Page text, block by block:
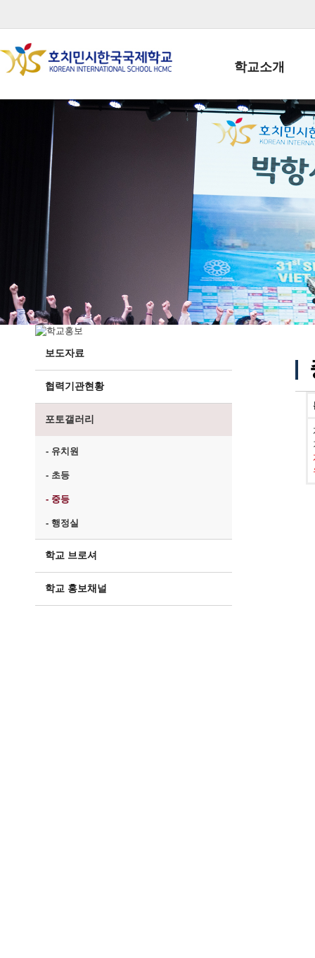
학교소개
학교장인사말
학생회장인사말
학교상징
학교 CI
교직원현황
학생현황
위치/전화
전경사진
보도자료
협력기관현황
포토갤러리
- 유치원
- 초등
- 중등
- 행정실
학교 브로셔
학교 홍보채널